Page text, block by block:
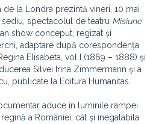
de la Londra prezintă vineri, 10 mai
spectacolul de teatru Misiune
show conceput, regizat și
adaptare după corespondența
Elisabeta, vol I (1869 – 1888) şi
Silvei Irina Zimmermann şi a
publicate la Editura Humanitas.
aduce în luminile rampei
a României, cât și inegalabila